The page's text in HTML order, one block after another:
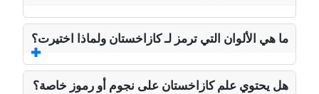
ما هي الألوان التي ترمز لـ كازاخستان ولماذا اختيرت؟
هل يحتوي علم كازاخستان على نجوم أو رموز خاصة؟